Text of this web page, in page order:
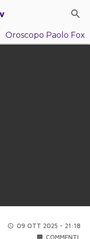
Oroscopo Paolo Fox
09 OTT 2025 - 21:18
COMMENTI